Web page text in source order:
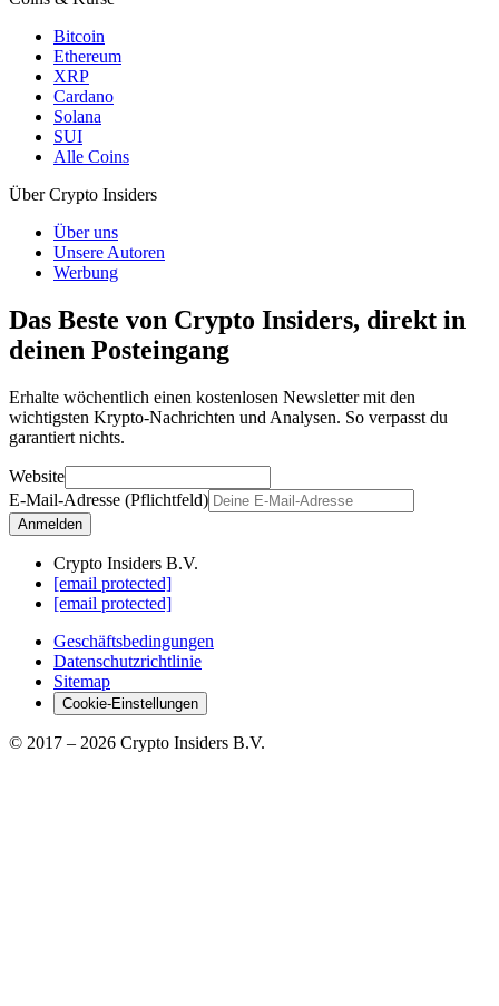
Bitcoin
Ethereum
XRP
Cardano
Solana
SUI
Alle Coins
Über Crypto Insiders
Über uns
Unsere Autoren
Werbung
Das Beste von Crypto Insiders, direkt in
deinen Posteingang
Erhalte wöchentlich einen kostenlosen Newsletter mit den
wichtigsten Krypto-Nachrichten und Analysen. So verpasst du
garantiert nichts.
Website
E-Mail-Adresse (Pflichtfeld)
Anmelden
Crypto Insiders B.V.
[email protected]
[email protected]
Geschäftsbedingungen
Datenschutzrichtlinie
Sitemap
Cookie-Einstellungen
© 2017 – 2026 Crypto Insiders B.V.